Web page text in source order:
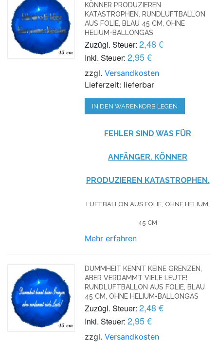
KÖNNER PRODUZIEREN
KATASTROPHEN. RUNDLUFTBALLON
AUS FOLIE, BLAU 45 CM, OHNE
HELIUM-BALLONGAS
Zuzügl. Steuer: 2,48 €
Inkl. Steuer: 2,95 €
zzgl.Versandkosten
Lieferzeit: lieferbar
IN DEN WARENKORB LEGEN
FEHLER SIND WAS FÜR
ANFÄNGER. KÖNNER
PRODUZIEREN KATASTROPHEN.
LUFTBALLON AUS FOLIE, OHNE HELIUM,
45 CM
Mehr erfahren
DUMMHEIT KENNT KEINE GRENZEN,
ABER VERDAMMT VIELE LEUTE!
RUNDLUFTBALLON AUS FOLIE, BLAU
45 CM, OHNE HELIUM-BALLONGAS
Zuzügl. Steuer: 2,48 €
Inkl. Steuer: 2,95 €
zzgl.Versandkosten